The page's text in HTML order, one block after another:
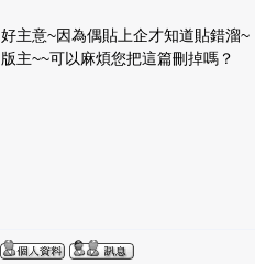
好主意~因為偶貼上企才知道貼錯溜~
版主~~可以麻煩您把這篇刪掉嗎？